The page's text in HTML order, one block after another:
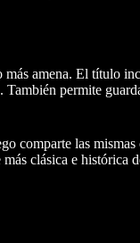
amena. El título
permite
comparte las mismas
clásica e histórica